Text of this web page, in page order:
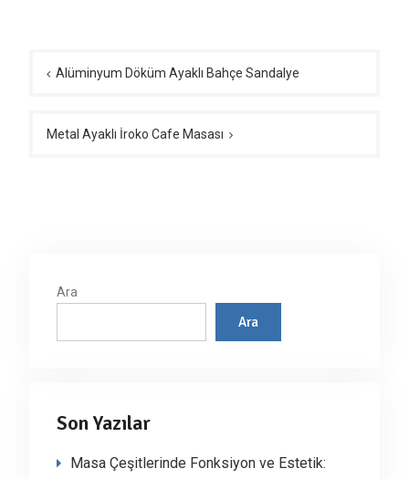
gezinmesi
Alüminyum Döküm Ayaklı Bahçe Sandalye
Metal Ayaklı İroko Cafe Masası
Ara
Ara
Son Yazılar
Masa Çeşitlerinde Fonksiyon ve Estetik: